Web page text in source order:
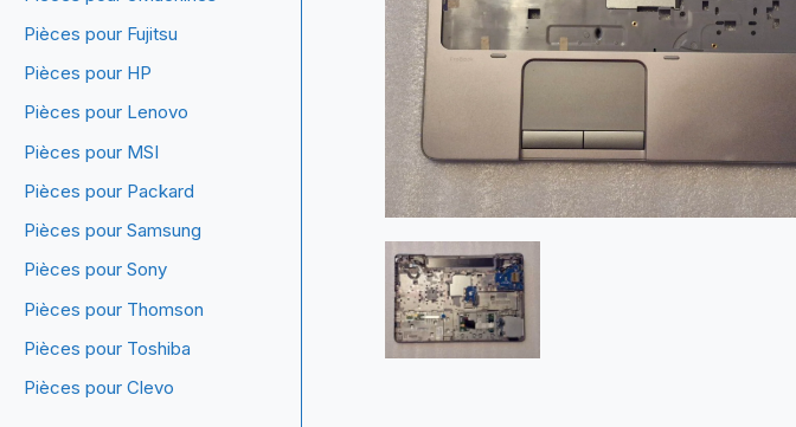
Pièces pour Fujitsu
Pièces pour HP
Pièces pour Lenovo
Pièces pour MSI
Pièces pour Packard
Pièces pour Samsung
Pièces pour Sony
Pièces pour Thomson
Pièces pour Toshiba
Pièces pour Clevo